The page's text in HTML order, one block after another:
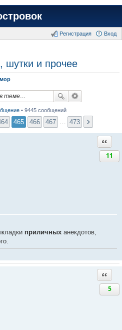
Вход
Регистрация
шутки и прочее
• 9445 сообщений
465 466 467 473
11
приличных анекдотов,
5